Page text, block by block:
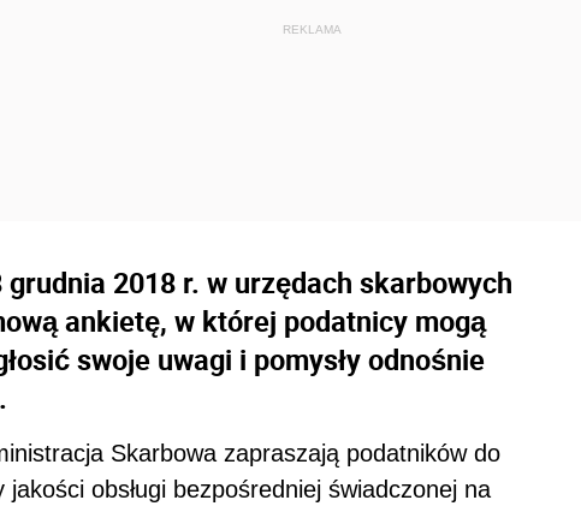
2018 r. w urzędach skarbowych
ankietę, w której podatnicy mogą
swoje uwagi i pomysły odnośnie
Skarbowa zapraszają podatników do
obsługi bezpośredniej świadczonej na